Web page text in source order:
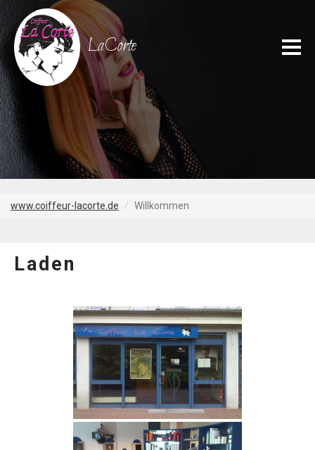
LaCorte
www.coiffeur-lacorte.de Willkommen
Laden